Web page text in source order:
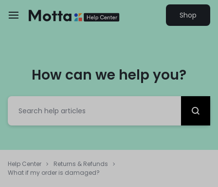
Shop
How can we help you?
Help Center
Returns & Refunds
What if my order is damaged?